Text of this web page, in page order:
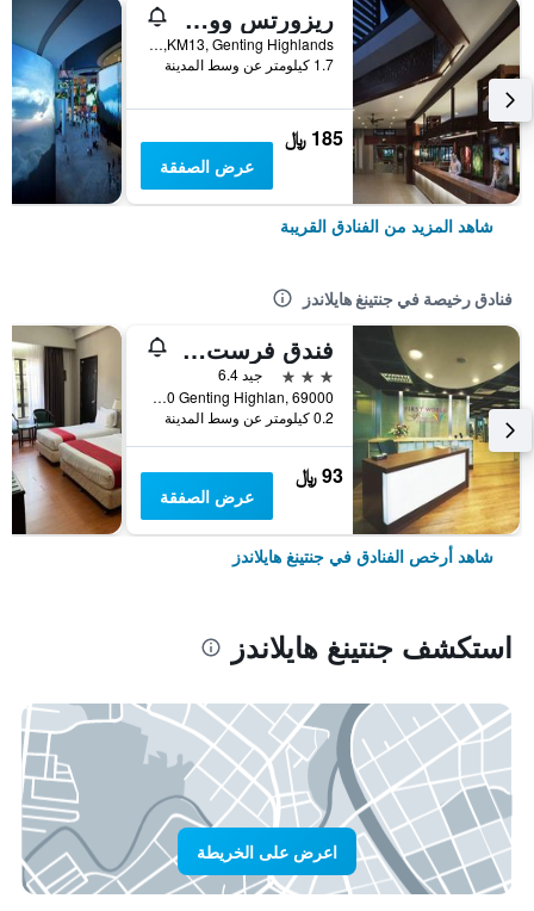
ريزورتس وورلد أوانا
KM13, Genting Highlands, جنتينغ هايلاندز, ماليزيا
1.7 كيلومتر عن وسط المدينة
185 ﷼
عرض الصفقة
شاهد المزيد من الفنادق القريبة
فنادق رخيصة في جنتينغ هايلاندز
فندق فرست ورلد - منتجعات ورلد جنتنج
3 نجوم
جيد 6.4
Genting Highlands, 69000 Genting Highlan, 69000, جنتينغ هايلاندز, ماليزيا
0.2 كيلومتر عن وسط المدينة
93 ﷼
عرض الصفقة
شاهد أرخص الفنادق في جنتينغ هايلاندز
استكشف جنتينغ هايلاندز
اعرض على الخريطة